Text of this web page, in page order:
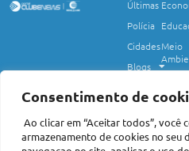
Consentimento de
Ao clicar em “Aceitar todos”, você
armazenamento de cookies no seu
Últimas
Polícia
Cidades
Blogs
Política
Concursos
Meio
Saúde
Agro